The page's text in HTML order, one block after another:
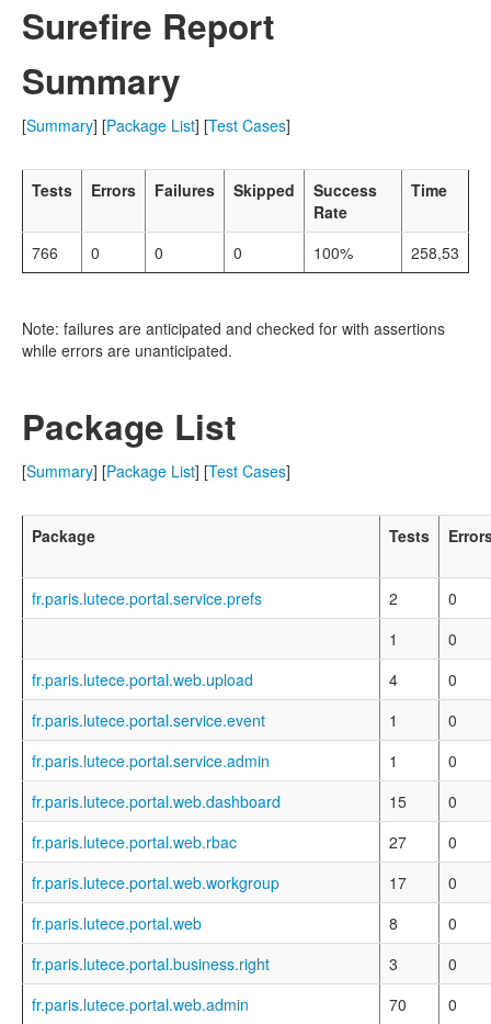
Surefire Report
Summary
[Summary] [Package List] [Test Cases]
Tests Errors Failures Skipped
Success
Rate
Time
766 0 0 0 100% 258,53
Note: failures are anticipated and checked for with assertions
while errors are unanticipated.
Package List
[Summary] [Package List] [Test Cases]
Package Tests
fr.paris.lutece.portal.service.prefs 2
0
1
0
fr.paris.lutece.portal.web.upload
4
0
fr.paris.lutece.portal.service.event
1
0
fr.paris.lutece.portal.service.admin
1
0
fr.paris.lutece.portal.web.dashboard
15
0
fr.paris.lutece.portal.web.rbac
27
0
fr.paris.lutece.portal.web.workgroup
17
0
fr.paris.lutece.portal.web
8
0
fr.paris.lutece.portal.business.right
3
0
fr.paris.lutece.portal.web.admin
70
0